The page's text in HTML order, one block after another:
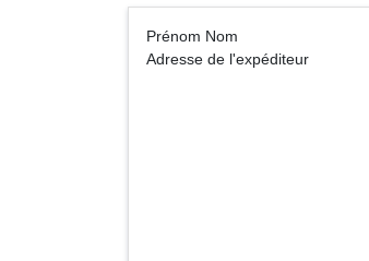
Prénom
Adresse de l'expéditeur
...
(CPAM,